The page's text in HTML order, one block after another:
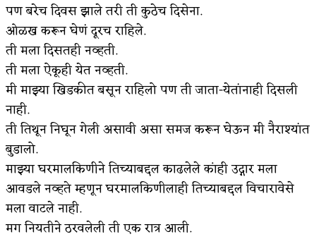
पण बरेच दिवस झाले तरी ती कुठेच दिसेना.
ओळख करून घेणं दूरच राहिले.
ती मला दिसतही नव्हती.
ती मला ऐकूही येत नव्हती.
मी माझ्या खिडकीत बसून राहिलो पण ती जाता-येतांनाही दिसली
नाही.
ती तिथून निघून गेली असावी असा समज करून घेऊन मी नैराश्यांत
बुडालो.
माझ्या घरमालकिणीने तिच्याबद्दल काढलेले कांही उद्गार मला
आवडले नव्हते म्हणून घरमालकिणीलाही तिच्याबद्दल विचारावेसे
मला वाटले नाही.
मग नियतीने ठरवलेली ती एक रात्र आली.